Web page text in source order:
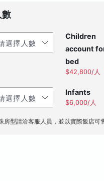
數
Children
account
bed
$42,800/人
Infants
$6,000/人
房型請洽客服人員，並以實際飯店可